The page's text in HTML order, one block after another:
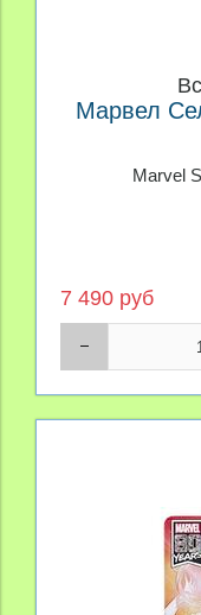
Марвел
Marvel
7 490 руб